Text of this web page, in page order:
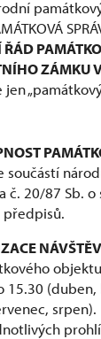
ZÁMKU
jen
součástí
č. 20/87 Sb.
předpisů.
15.30 (duben,
srpen).